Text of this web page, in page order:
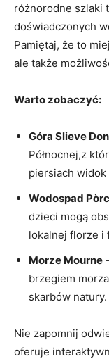
różnorodne szlaki
doświadczonych
Pamiętaj, że to
ale także
Warto zobaczyć:
Góra Slieve
Północnej,z
piersiach widok
Wodospad
dzieci mogą
lokalnej florze i
Morze Mourne
brzegiem
skarbów natury.
Nie zapomnij
oferuje